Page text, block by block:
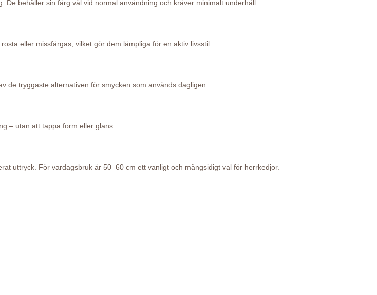
behåller sin färg väl vid normal användning och kräver minimalt underhåll.
eller missfärgas, vilket gör dem lämpliga för en aktiv livsstil.
de tryggaste alternativen för smycken som används dagligen.
– utan att tappa form eller glans.
uttryck. För vardagsbruk är 50–60 cm ett vanligt och mångsidigt val för herrkedjor.